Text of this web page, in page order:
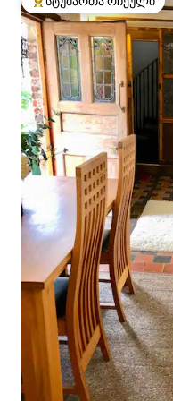
სტუმართა რჩეული